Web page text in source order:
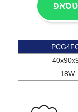
18W